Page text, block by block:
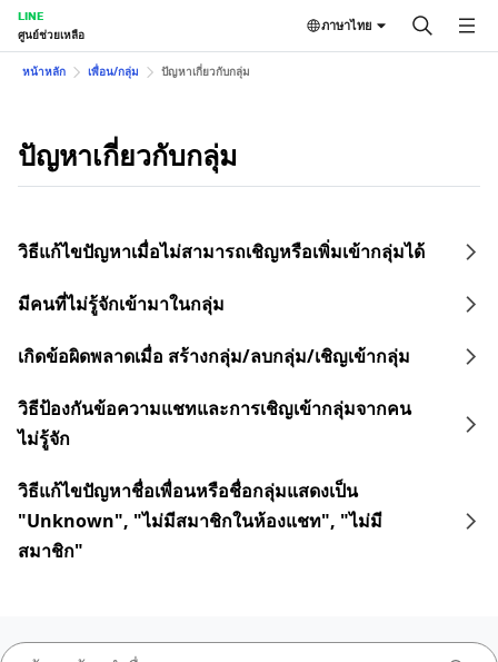
LINE
ศูนย์ช่วยเหลือ
ภาษาไทย
หน้าหลัก เพื่อน/กลุ่ม ปัญหาเกี่ยวกับกลุ่ม
ปัญหาเกี่ยวกับกลุ่ม
วิธีแก้ไขปัญหาเมื่อไม่สามารถเชิญหรือเพิ่มเข้ากลุ่มได้
มีคนที่ไม่รู้จักเข้ามาในกลุ่ม
เกิดข้อผิดพลาดเมื่อ สร้างกลุ่ม/ลบกลุ่ม/เชิญเข้ากลุ่ม
วิธีป้องกันข้อความแชทและการเชิญเข้ากลุ่มจากคน
ไม่รู้จัก
วิธีแก้ไขปัญหาชื่อเพื่อนหรือชื่อกลุ่มแสดงเป็น
"Unknown", "ไม่มีสมาชิกในห้องแชท", "ไม่มี
สมาชิก"